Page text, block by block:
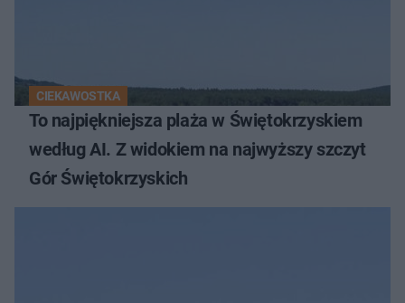
CIEKAWOSTKA
To najpiękniejsza plaża w Świętokrzyskiem
według AI. Z widokiem na najwyższy szczyt
Gór Świętokrzyskich